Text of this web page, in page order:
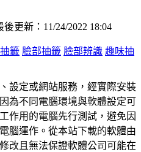
更新：11/24/2022 18:04
籤 臉部抽籤 臉部辨識 趣味抽
設定或網站服務，經實際安裝
為不同電腦環境與軟體設定可
作用的電腦先行測試，避免因
腦運作。從本站下載的軟體由
改且無法保證軟體公司可能在